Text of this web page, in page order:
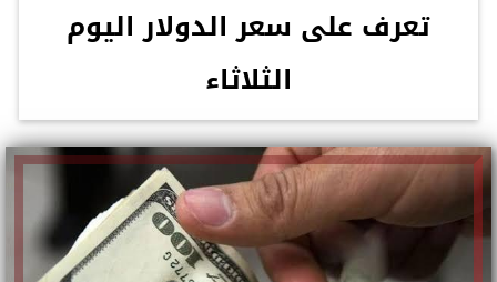
تعرف على سعر الدولار اليوم
الثلاثاء